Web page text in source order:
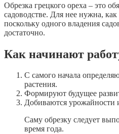
Обрезка грецкого ореха – это
садоводстве. Для нее нужна,
поскольку одного владения
достаточно.
Как начинают
С самого начала
растения.
Формируют будущее
Добиваются урожайности
Саму обрезку следует
время года.